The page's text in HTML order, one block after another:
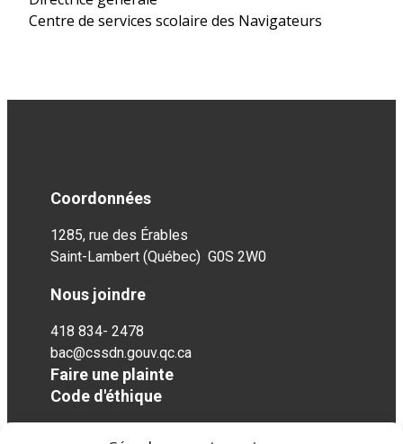
Centre de services scolaire des Navigateurs
Coordonnées
1285, rue des Érables
Saint-Lambert (Québec) G0S 2W0
Nous joindre
418 834- 2478
bac@cssdn.gouv.qc.ca
Faire une plainte
Code d'éthique